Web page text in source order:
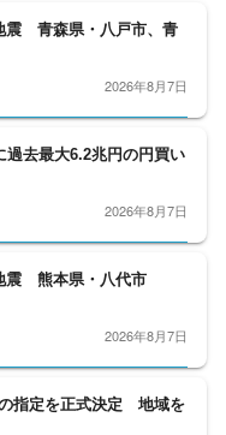
お届けします。
震 青森県・八戸市、青
2026年8月7日
過去最大6.2兆円の円買い
2026年8月7日
震 熊本県・八代市
2026年8月7日
の指定を正式決定 地域を